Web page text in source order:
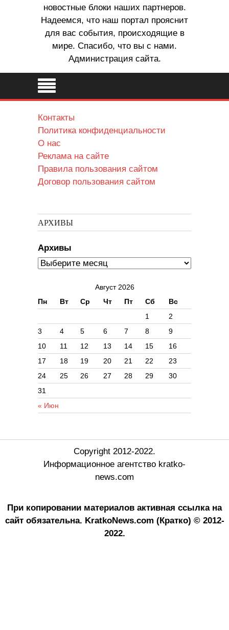
новостные блоки наших партнеров.
Надеемся, что наш портал прояснит
для вас события, происходящие в
мире. Спасибо, что вы с нами.
Администрация сайта.
Контакты
Политика конфиденциальности
О нас
Реклама на сайте
Правила пользования сайтом
Договор пользования сайтом
АРХИВЫ
Архивы
Август 2026
Пн
Вт Ср Чт Пт Сб Вс
« Июн
1
2
3
4 5 6 7 8
9
10
11 12 13 14 15
16
17
18 19 20 21 22
23
24
25 26 27 28 29
30
31
Copyright 2012-2022.
Информационное агентство kratko-
news.com
При копировании материалов активная ссылка на
сайт обязательна. KratkoNews.com (Кратко) © 2012-
2022.